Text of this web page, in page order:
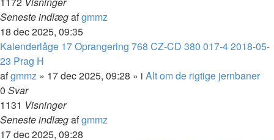
Seneste indlægafgmmz
18 dec 2025, 09:35
Kalenderlåge 17 Oprangering 768 CZ-CD 380 017-4 2018-05-
23 Prag H
afgmmz » 17 dec 2025, 09:28 » i Alt om de rigtige jernbaner
0 Svar
1131 Visninger
Seneste indlægafgmmz
17 dec 2025, 09:28